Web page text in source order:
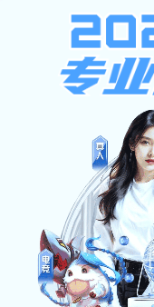
pg电子模拟器免费